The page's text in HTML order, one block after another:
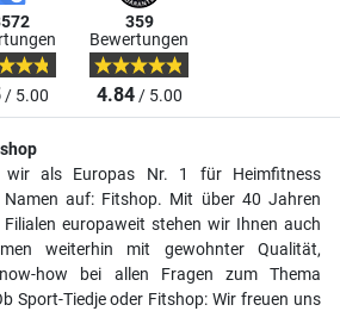
/ 5.00
359
Bewertungen
4.84/ 5.00
als Europas Nr. 1 für Heimfitness
auf: Fitshop. Mit über 40 Jahren
europaweit stehen wir Ihnen auch
weiterhin mit gewohnter Qualität,
how bei allen Fragen zum Thema
Sport-Tiedje oder Fitshop: Wir freuen uns